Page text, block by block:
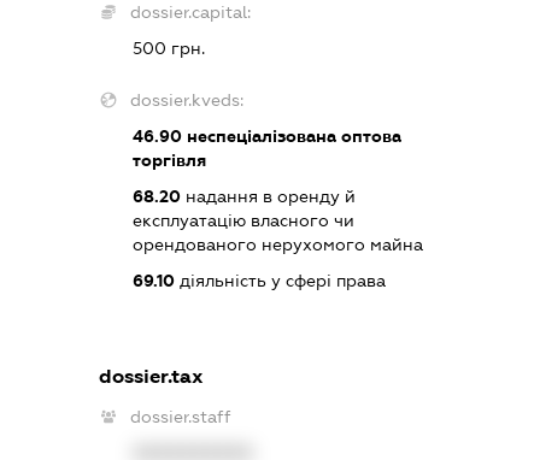
dossier.capital:
500 грн.
dossier.kveds:
46.90неспеціалізована оптова
торгівля
68.20надання в оренду й
експлуатацію власного чи
орендованого нерухомого майна
69.10діяльність у сфері права
dossier.tax
dossier.staff